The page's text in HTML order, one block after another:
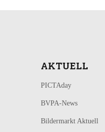
AKTUELL
PICTAday
BVPA-News
Bildermarkt Aktuell